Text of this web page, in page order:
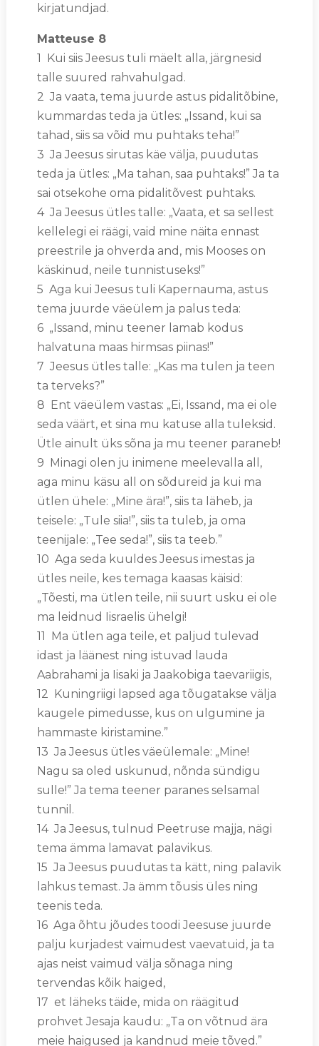
kirjatundjad.
Matteuse 8
1 Kui siis Jeesus tuli mäelt alla, järgnesid
talle suured rahvahulgad.
2 Ja vaata, tema juurde astus pidalitõbine,
kummardas teda ja ütles: „Issand, kui sa
tahad, siis sa võid mu puhtaks teha!”
3 Ja Jeesus sirutas käe välja, puudutas
teda ja ütles: „Ma tahan, saa puhtaks!” Ja ta
sai otsekohe oma pidalitõvest puhtaks.
4 Ja Jeesus ütles talle: „Vaata, et sa sellest
kellelegi ei räägi, vaid mine näita ennast
preestrile ja ohverda and, mis Mooses on
käskinud, neile tunnistuseks!”
5 Aga kui Jeesus tuli Kapernauma, astus
tema juurde väeülem ja palus teda:
6 „Issand, minu teener lamab kodus
halvatuna maas hirmsas piinas!”
7 Jeesus ütles talle: „Kas ma tulen ja teen
ta terveks?”
8 Ent väeülem vastas: „Ei, Issand, ma ei ole
seda väärt, et sina mu katuse alla tuleksid.
Ütle ainult üks sõna ja mu teener paraneb!
9 Minagi olen ju inimene meelevalla all,
aga minu käsu all on sõdureid ja kui ma
ütlen ühele: „Mine ära!”, siis ta läheb, ja
teisele: „Tule siia!”, siis ta tuleb, ja oma
teenijale: „Tee seda!”, siis ta teeb.”
10 Aga seda kuuldes Jeesus imestas ja
ütles neile, kes temaga kaasas käisid:
„Tõesti, ma ütlen teile, nii suurt usku ei ole
ma leidnud Iisraelis ühelgi!
11 Ma ütlen aga teile, et paljud tulevad
idast ja läänest ning istuvad lauda
Aabrahami ja Iisaki ja Jaakobiga taevariigis,
12 Kuningriigi lapsed aga tõugatakse välja
kaugele pimedusse, kus on ulgumine ja
hammaste kiristamine.”
13 Ja Jeesus ütles väeülemale: „Mine!
Nagu sa oled uskunud, nõnda sündigu
sulle!” Ja tema teener paranes selsamal
tunnil.
14 Ja Jeesus, tulnud Peetruse majja, nägi
tema ämma lamavat palavikus.
15 Ja Jeesus puudutas ta kätt, ning palavik
lahkus temast. Ja ämm tõusis üles ning
teenis teda.
16 Aga õhtu jõudes toodi Jeesuse juurde
palju kurjadest vaimudest vaevatuid, ja ta
ajas neist vaimud välja sõnaga ning
tervendas kõik haiged,
17 et läheks täide, mida on räägitud
prohvet Jesaja kaudu: „Ta on võtnud ära
meie haigused ja kandnud meie tõved.”